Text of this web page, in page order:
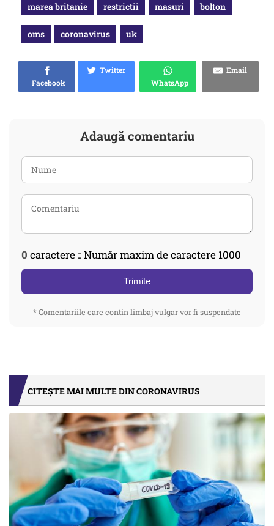
marea britanie restrictii masuri bolton
oms coronavirus uk
Facebook
Twitter
WhatsApp
Email
Adaugă comentariu
0 caractere :: Număr maxim de caractere 1000
Trimite
* Comentariile care contin limbaj vulgar vor fi suspendate
CITEȘTE MAI MULTE DIN CORONAVIRUS